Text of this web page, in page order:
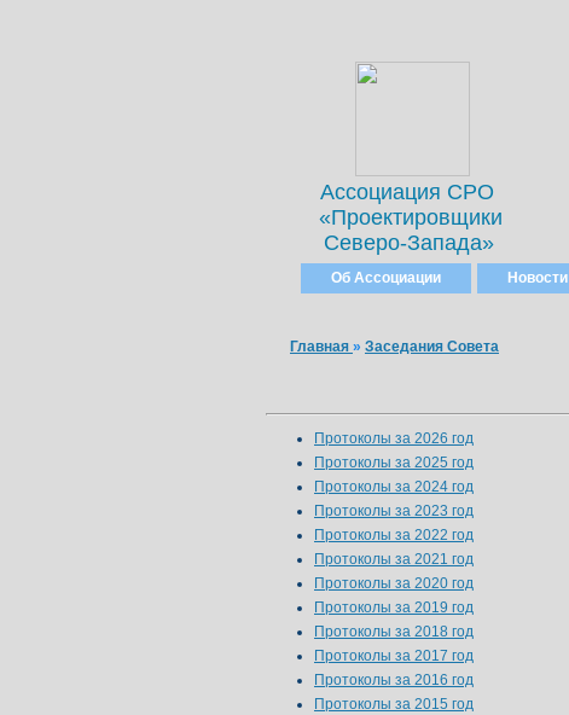
Ассоциация СРО
«Проектировщики
Северо-Запада»
Об Ассоциации Новости
Главная » Заседания Совета
Протоколы за 2026 год
Протоколы за 2025 год
Протоколы за 2024 год
Протоколы за 2023 год
Протоколы за 2022 год
Протоколы за 2021 год
Протоколы за 2020 год
Протоколы за 2019 год
Протоколы за 2018 год
Протоколы за 2017 год
Протоколы за 2016 год
Протоколы за 2015 год